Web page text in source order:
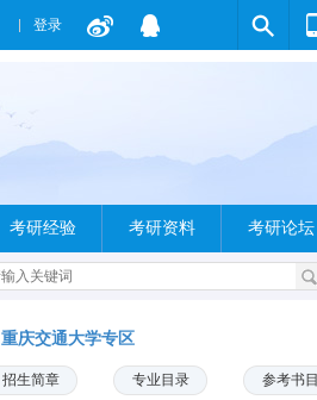
登录
考研经验 考研资料 考研论坛
重庆交通大学专区
招生简章 专业目录 参考书目